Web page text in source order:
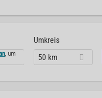
, um
Umkreis
50 km